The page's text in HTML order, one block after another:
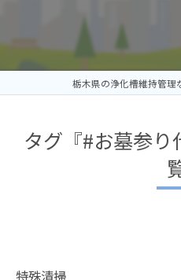
栃木県の浄化槽維持管理
タグ『#お墓参り
特殊清掃